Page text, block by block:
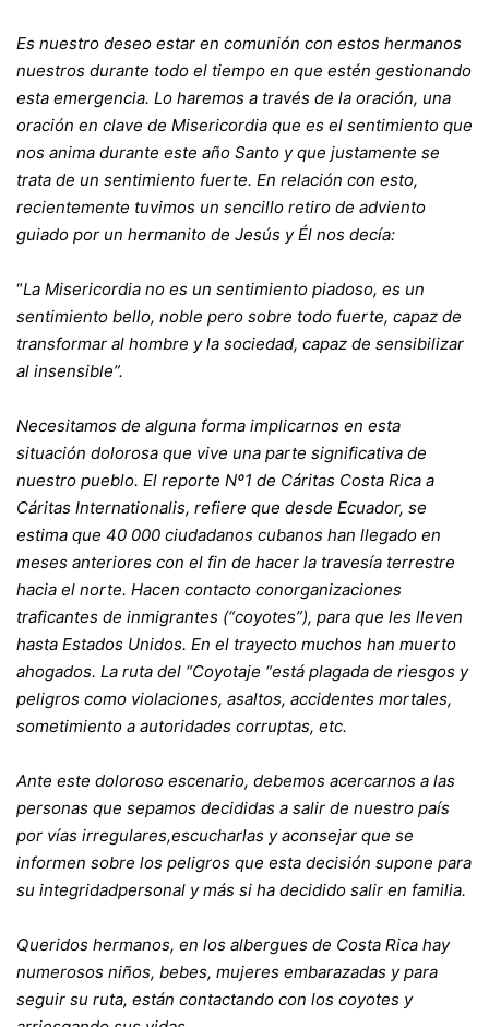
Es nuestro deseo estar en comunión con estos hermanos
nuestros durante todo el tiempo en que estén gestionando
esta emergencia. Lo haremos a través de la oración, una
oración en clave de Misericordia que es el sentimiento que
nos anima durante este año Santo y que justamente se
trata de un sentimiento fuerte. En relación con esto,
recientemente tuvimos un sencillo retiro de adviento
guiado por un hermanito de Jesús y Él nos decía:
“La Misericordia no es un sentimiento piadoso, es un
sentimiento bello, noble pero sobre todo fuerte, capaz de
transformar al hombre y la sociedad, capaz de sensibilizar
al insensible”.
Necesitamos de alguna forma implicarnos en esta
situación dolorosa que vive una parte significativa de
nuestro pueblo. El reporte Nº1 de Cáritas Costa Rica a
Cáritas Internationalis, refiere que desde Ecuador, se
estima que 40 000 ciudadanos cubanos han llegado en
meses anteriores con el fin de hacer la travesía terrestre
hacia el norte. Hacen contacto conorganizaciones
traficantes de inmigrantes (“coyotes”), para que les lleven
hasta Estados Unidos. En el trayecto muchos han muerto
ahogados. La ruta del “Coyotaje “está plagada de riesgos y
peligros como violaciones, asaltos, accidentes mortales,
sometimiento a autoridades corruptas, etc.
Ante este doloroso escenario, debemos acercarnos a las
personas que sepamos decididas a salir de nuestro país
por vías irregulares,escucharlas y aconsejar que se
informen sobre los peligros que esta decisión supone para
su integridadpersonal y más si ha decidido salir en familia.
Queridos hermanos, en los albergues de Costa Rica hay
numerosos niños, bebes, mujeres embarazadas y para
seguir su ruta, están contactando con los coyotes y